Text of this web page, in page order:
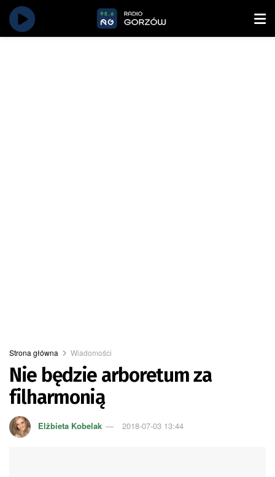
Strona główna Wiadomości
Nie będzie arboretum za
filharmonią
Elżbieta Kobelak 2018-07-03 13:44